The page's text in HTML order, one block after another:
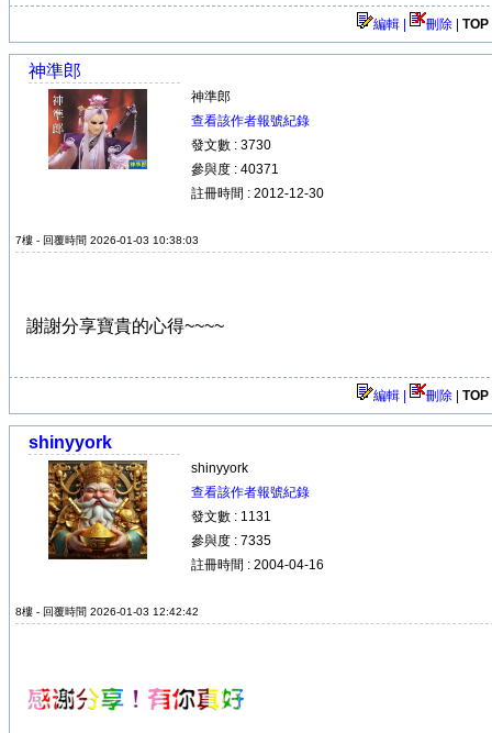
編輯 | 刪除 TOP
神準郎
神準郎
查看該作者報號紀錄
發文數 : 3730
參與度 : 40371
註冊時間 : 2012-12-30
7樓 - 回覆時間 2026-01-03 10:38:03
謝謝分享寶貴的心得~~~~
編輯 | 刪除 TOP
shinyyork
shinyyork
查看該作者報號紀錄
發文數 : 1131
參與度 : 7335
註冊時間 : 2004-04-16
8樓 - 回覆時間 2026-01-03 12:42:42